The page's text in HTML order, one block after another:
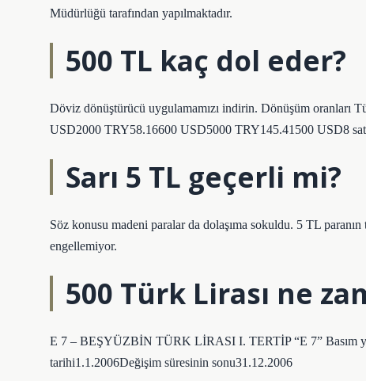
Müdürlüğü tarafından yapılmaktadır.
500 TL kaç dol eder?
Döviz dönüştürücü uygulamamızı indirin. Dönüşüm
USD2000 TRY58.16600 USD5000 TRY145.41500 USD8
Sarı 5 TL geçerli mi?
Söz konusu madeni paralar da dolaşıma sokuldu. 5 TL
engellemiyor.
500 Türk Lirası ne
E 7 – BEŞYÜZBİN TÜRK LİRASI I. TERTİP “E 7” Basım
tarihi1.1.2006Değişim süresinin sonu31.12.2006